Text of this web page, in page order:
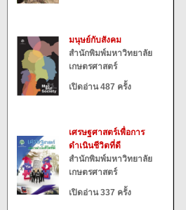
มนุษย์กับสังคม
สำนักพิมพ์มหาวิทยาลัย
เกษตรศาสตร์
เปิดอ่าน 487 ครั้ง
เศรษฐศาสตร์เพื่อการ
ดำเนินชีวิตที่ดี
สำนักพิมพ์มหาวิทยาลัย
เกษตรศาสตร์
เปิดอ่าน 337 ครั้ง